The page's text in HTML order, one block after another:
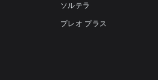
ソルテラ
プレオ プラス